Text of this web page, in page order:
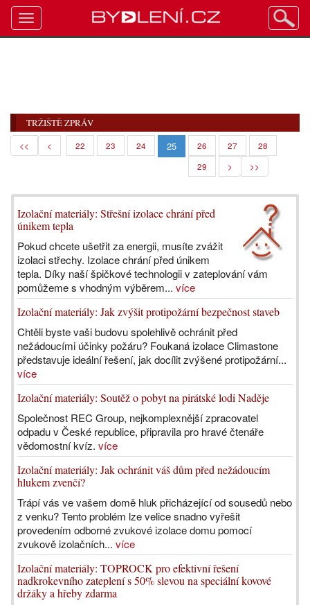
TRŽIŠTĚ ZPRÁV
<< < 22 23 24 25 26 27
28
29
> >>
Izolační materiály: Střešní izolace chrání před
únikem tepla
Pokud chcete ušetřit za energii, musíte zvážit
izolaci střechy. Izolace chrání před únikem
tepla. Díky naší špičkové technologii v zateplování vám
pomůžeme s vhodným výběrem... více
Izolační materiály: Jak zvýšit protipožární bezpečnost staveb
Chtěli byste vaši budovu spolehlivě ochránit před
nežádoucími účinky požáru? Foukaná izolace Climastone
představuje ideální řešení, jak docílit zvýšené protipožární...
více
Izolační materiály: Soutěž o pobyt na pirátské lodi Naděje
Společnost REC Group, nejkomplexnější zpracovatel
odpadu v České republice, připravila pro hravé čtenáře
vědomostní kvíz. více
Izolační materiály: Jak ochránit váš dům před nežádoucím
hlukem zvenčí?
Trápí vás ve vašem domě hluk přicházející od sousedů nebo
z venku? Tento problém lze velice snadno vyřešit
provedením odborné zvukové izolace domu pomocí
zvukově izolačních... více
Izolační materiály: TOPROCK pro efektivní řešení
nadkrokevního zateplení s 50% slevou na speciální kovové
držáky a hřeby zdarma
Toggle
navigation